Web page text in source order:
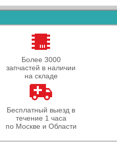
Более 3000
запчастей в наличии
на складе
Бесплатный выезд в
течение 1 часа
по Москве и Области